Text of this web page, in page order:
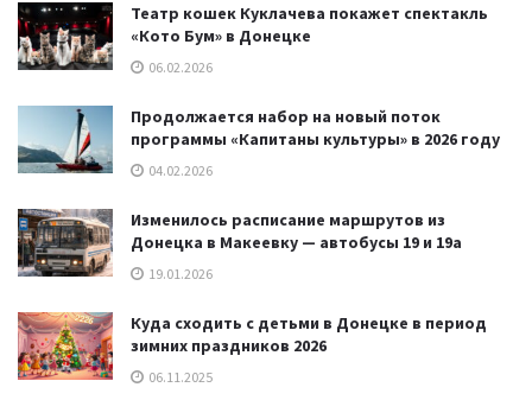
Театр кошек Куклачева покажет спектакль
«Кото Бум» в Донецке
06.02.2026
Продолжается набор на новый поток
программы «Капитаны культуры» в 2026 году
04.02.2026
Изменилось расписание маршрутов из
Донецка в Макеевку — автобусы 19 и 19а
19.01.2026
Куда сходить с детьми в Донецке в период
зимних праздников 2026
06.11.2025